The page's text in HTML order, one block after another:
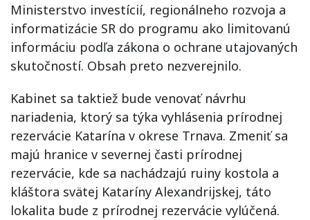
Ministerstvo investícií, regionálneho rozvoja a
informatizácie SR do programu ako limitovanú
informáciu podľa zákona o ochrane utajovaných
skutočností. Obsah preto nezverejnilo.
Kabinet sa taktiež bude venovať návrhu
nariadenia, ktorý sa týka vyhlásenia prírodnej
rezervácie Katarína v okrese Trnava. Zmeniť sa
majú hranice v severnej časti prírodnej
rezervácie, kde sa nachádzajú ruiny kostola a
kláštora svätej Kataríny Alexandrijskej, táto
lokalita bude z prírodnej rezervácie vylúčená.